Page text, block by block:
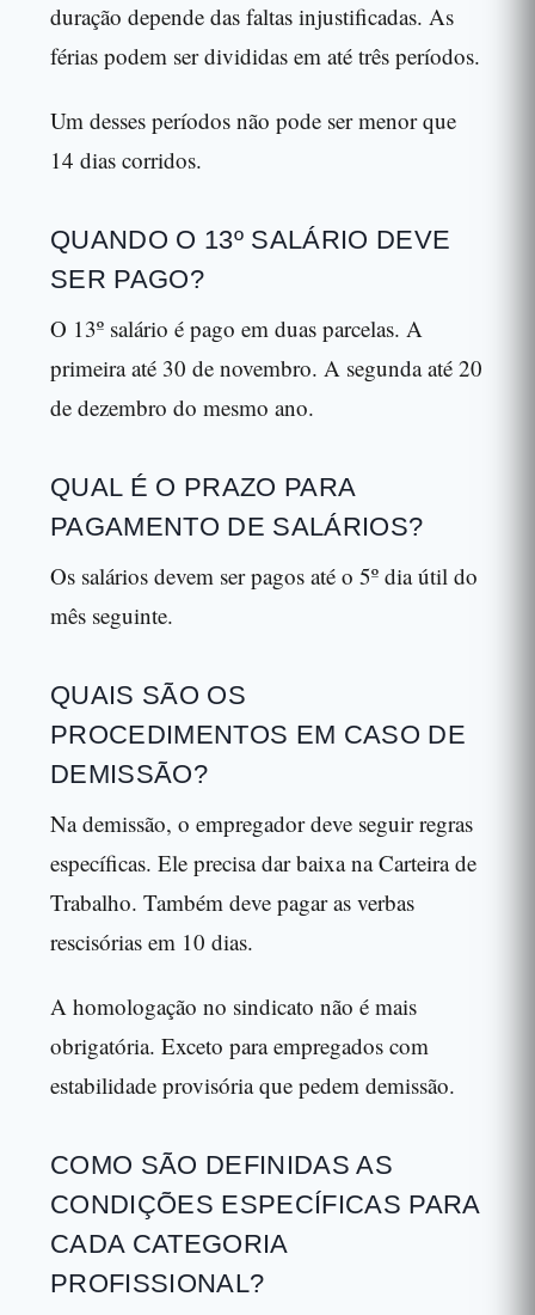
duração depende das faltas injustificadas. As
férias podem ser divididas em até três períodos.
Um desses períodos não pode ser menor que
14 dias corridos.
QUANDO O 13º SALÁRIO DEVE
SER PAGO?
O 13º salário é pago em duas parcelas. A
primeira até 30 de novembro. A segunda até 20
de dezembro do mesmo ano.
QUAL É O PRAZO PARA
PAGAMENTO DE SALÁRIOS?
Os salários devem ser pagos até o 5º dia útil do
mês seguinte.
QUAIS SÃO OS
PROCEDIMENTOS EM CASO DE
DEMISSÃO?
Na demissão, o empregador deve seguir regras
específicas. Ele precisa dar baixa na Carteira de
Trabalho. Também deve pagar as verbas
rescisórias em 10 dias.
A homologação no sindicato não é mais
obrigatória. Exceto para empregados com
estabilidade provisória que pedem demissão.
COMO SÃO DEFINIDAS AS
CONDIÇÕES ESPECÍFICAS PARA
CADA CATEGORIA
PROFISSIONAL?